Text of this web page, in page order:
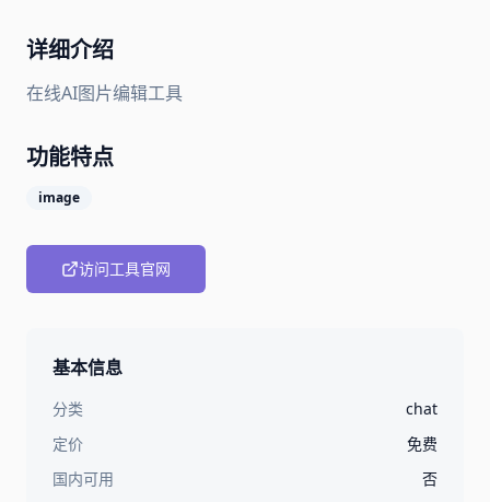
详细介绍
在线AI图片编辑工具
功能特点
image
访问工具官网
基本信息
分类
chat
定价
免费
国内可用
否